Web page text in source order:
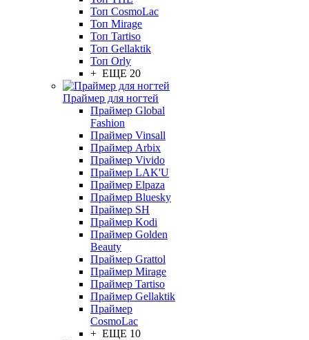
Топ CosmoLac
Топ Mirage
Топ Tartiso
Топ Gellaktik
Топ Orly
+ ЕЩЕ 20
Праймер для ногтей
Праймер Global
Fashion
Праймер Vinsall
Праймер Arbix
Праймер Vivido
Праймер LAK'U
Праймер Elpaza
Праймер Bluesky
Праймер SH
Праймер Kodi
Праймер Golden
Beauty
Праймер Grattol
Праймер Mirage
Праймер Tartiso
Праймер Gellaktik
Праймер
CosmoLac
+ ЕЩЕ 10